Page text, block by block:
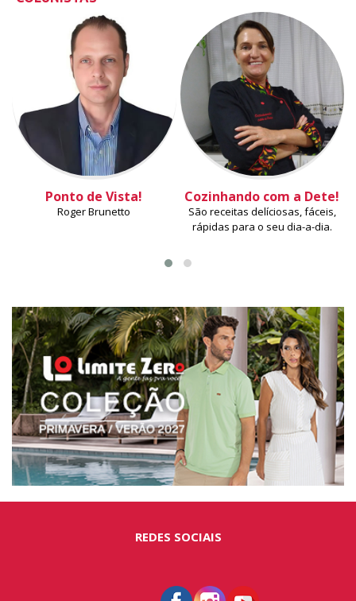
Ponto de Vista!
Roger Brunetto
Cozinhando com a Dete!
São receitas delíciosas, fáceis,
rápidas para o seu dia-a-dia.
REDES SOCIAIS